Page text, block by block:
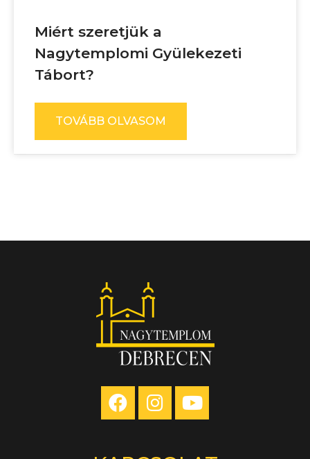
Miért szeretjük a
Nagytemplomi Gyülekezeti
Tábort?
TOVÁBB OLVASOM